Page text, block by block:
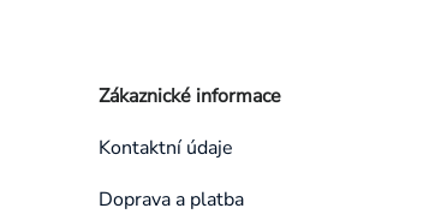
Zákaznické informace
Kontaktní údaje
Doprava a platba